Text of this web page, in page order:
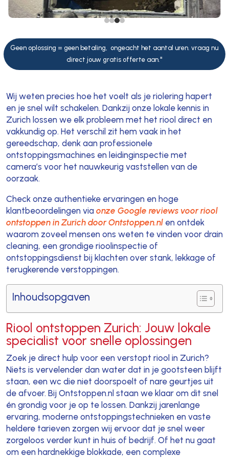
Geen oplossing = geen betaling, ongeacht het aantal uren. vraag nu
direct jouw gratis offerte aan."
Wij weten precies hoe het voelt als je riolering hapert
en je snel wilt schakelen. Dankzij onze lokale kennis in
Zurich lossen we elk probleem met het riool direct en
vakkundig op. Het verschil zit hem vaak in het
gereedschap, denk aan professionele
ontstoppingsmachines en leidinginspectie met
camera’s voor het nauwkeurig vaststellen van de
oorzaak.
Check onze authentieke ervaringen en hoge
klantbeoordelingen via onze Google reviews voor riool
ontstoppen in Zurich door Ontstoppen.nlen ontdek
waarom zoveel mensen ons weten te vinden voor drain
cleaning, een grondige rioolinspectie of
ontstoppingsdienst bij klachten over stank, lekkage of
terugkerende verstoppingen.
Inhoudsopgaven
Riool ontstoppen Zurich: Jouw lokale
specialist voor snelle oplossingen
Zoek je direct hulp voor een verstopt riool in Zurich?
Niets is vervelender dan water dat in je gootsteen blijft
staan, een wc die niet doorspoelt of nare geurtjes uit
de afvoer. Bij Ontstoppen.nl staan we klaar om dit snel
én grondig voor je op te lossen. Dankzij jarenlange
ervaring, moderne ontstoppingstechnieken en vaste
heldere tarieven zorgen wij ervoor dat je snel weer
zorgeloos verder kunt in huis of bedrijf. Of het nu gaat
om een hardnekkige blokkade, een complexe